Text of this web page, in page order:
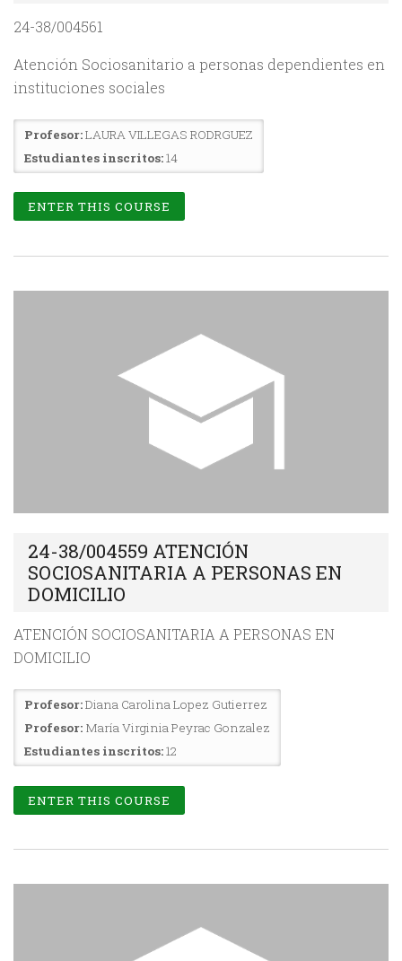
24-38/004561
Atención Sociosanitario a personas dependientes en
instituciones sociales
Profesor:LAURA VILLEGAS RODRGUEZ
Estudiantes inscritos:14
ENTER THIS COURSE
24-38/004559 ATENCIÓN
SOCIOSANITARIA A PERSONAS EN
DOMICILIO
ATENCIÓN SOCIOSANITARIA A PERSONAS EN
DOMICILIO
Profesor:Diana Carolina Lopez Gutierrez
Profesor: María Virginia Peyrac Gonzalez
Estudiantes inscritos:12
ENTER THIS COURSE